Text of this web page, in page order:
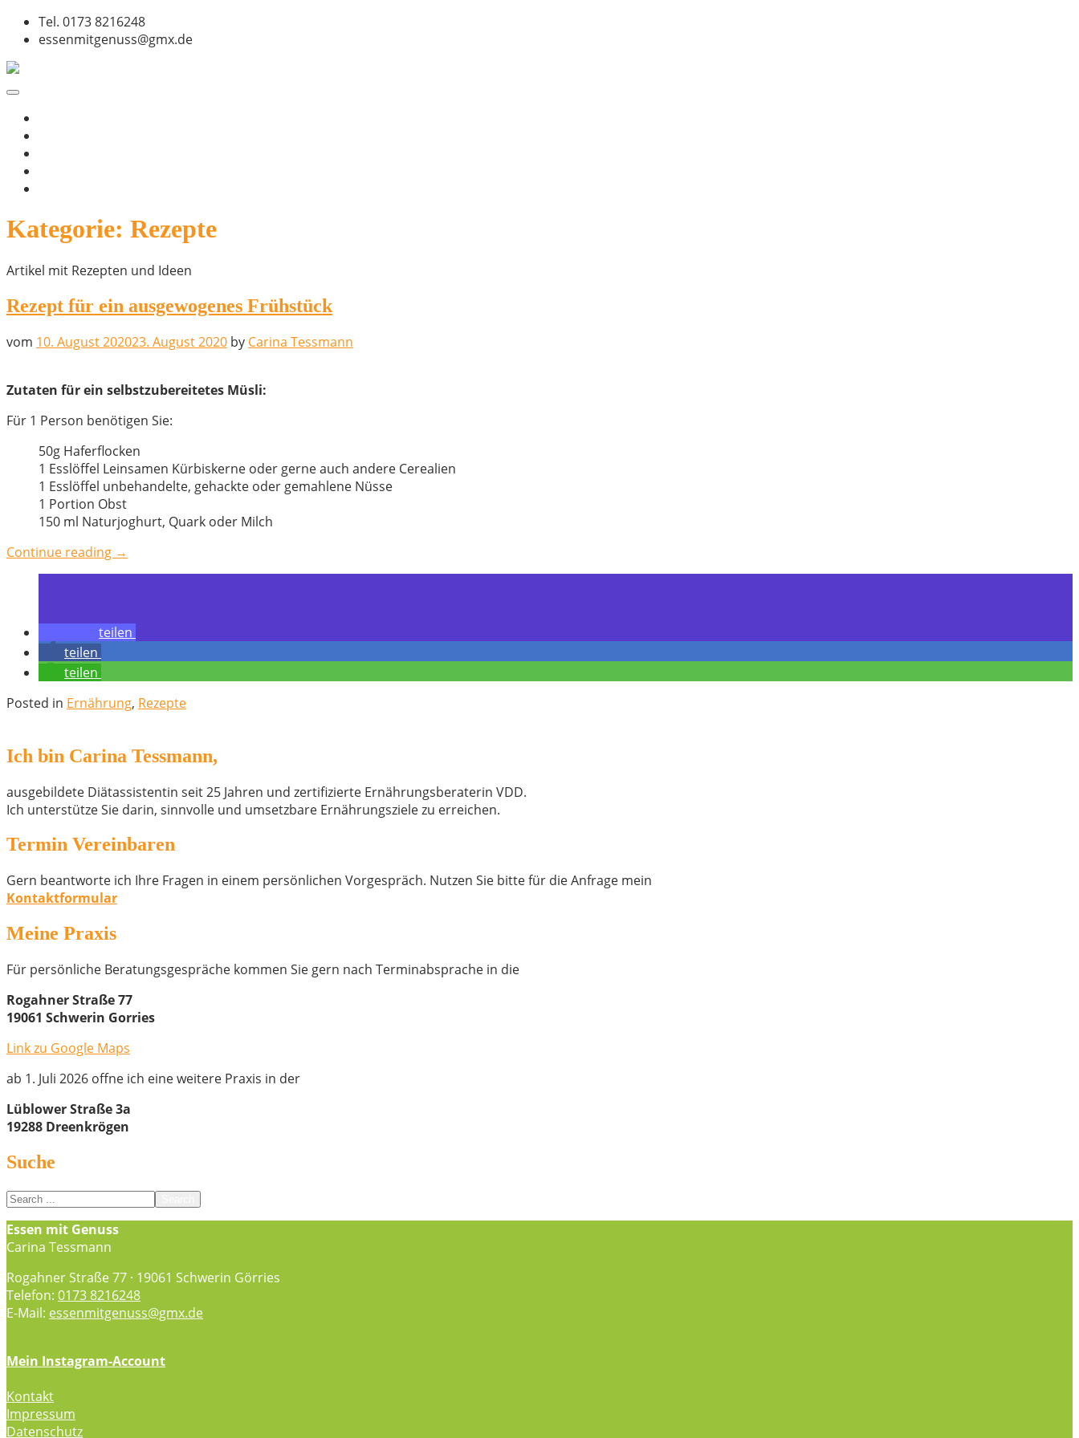
Skip Tel. 0173 8216248
essenmitgenuss@gmx.de
Ernährungsberatung und Ernährungstherapie Carina Tessmann
Kategorie: Rezepte
Artikel mit Rezepten und Ideen
Rezept für ein ausgewogenes Frühstück
vom 10. August 202023. August 2020 by Carina Tessmann
Zutaten für ein selbstzubereitetes Müsli:
Für 1 Person benötigen Sie:
50g Haferflocken
1 Esslöffel Leinsamen Kürbiskerne oder gerne auch andere Cerealien
1 Esslöffel unbehandelte, gehackte oder gemahlene Nüsse
1 Portion Obst
150 ml Naturjoghurt, Quark oder Milch
Continue reading „Rezept
Frühstück“
→
teilen
teilen
teilen
Posted in Ernährung, Rezepte
Ich bin Carina Tessmann,
ausgebildete Diätassistentin seit 25 Jahren und zertifizierte Ernährungsberaterin VDD.
Ich unterstütze Sie darin, sinnvolle und umsetzbare Ernährungsziele zu erreichen.
Termin Vereinbaren
Gern beantworte ich Ihre Fragen in einem persönlichen Vorgespräch. Nutzen Sie bitte für die Anfrage mein
Kontaktformular
Meine Praxis
Für persönliche Beratungsgespräche kommen Sie gern nach Terminabsprache in die
Rogahner Straße 77
19061 Schwerin Gorries
Link zu Google Maps
ab 1. Juli 2026 offne ich eine weitere Praxis in der
Lüblower Straße 3a
19288 Dreenkrögen
Suche
Search
Essen mit Genuss
Essen mit Genuss
Carina Tessmann
Rogahner Straße 77 · 19061 Schwerin Görries
Telefon: 0173 8216248
E-Mail: essenmitgenuss@gmx.de
Mein Instagram-Account
Kontakt
Impressum
Datenschutz